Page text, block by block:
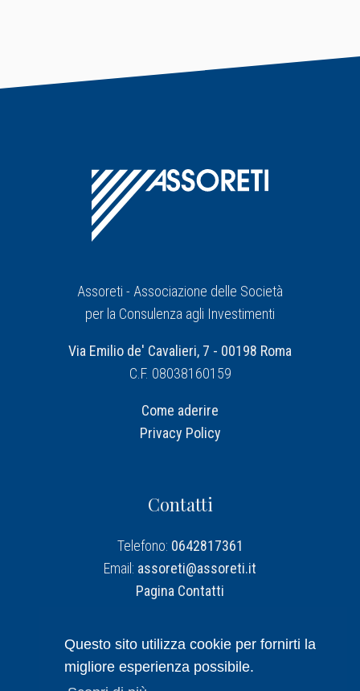
Questo sito utilizza cookie per fornirti la
migliore esperienza possibile.
Assoreti - Associazione delle Società
per la Consulenza agli Investimenti
Via Emilio de' Cavalieri, 7 - 00198 Roma
C.F. 08038160159
Come aderire
Privacy Policy
Contatti
Telefono: 0642817361
Email: assoreti@assoreti.it
Pagina Contatti